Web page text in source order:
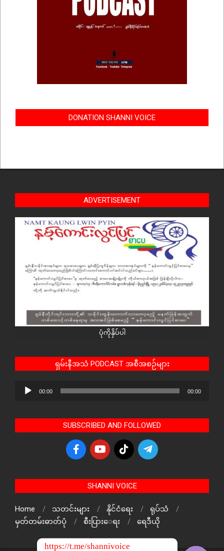
DONATION SHANNI VOICE
ADVERTISEMENT
ပုံကိုနှိပ်ပါ
ရှမ်းနီအသံ PODCAST အစီအစဉ်များ
Audio
00:00 00:00
SUBSCRIBED AND FOLLOWED
SHANNI VOICE
Home သတင်းများ နိုင်ငံရေး
ရုပ်သံ
မှတ်တမ်းဓာတ်ပုံ
စီးပြားေရး ရေဒီယို
https://t.me/shannivoice